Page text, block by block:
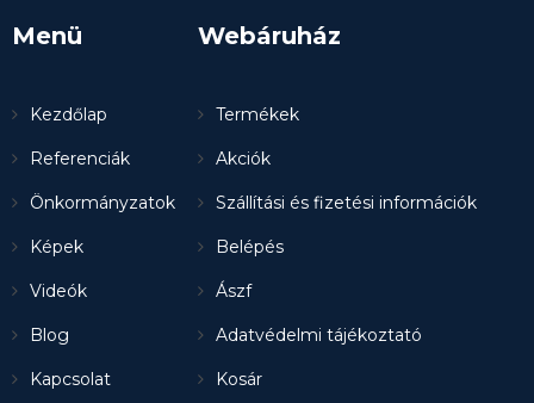
Menü
Kezdőlap
Referenciák
Önkormányzatok
Képek
Videók
Blog
Kapcsolat
Webáruház
Termékek
Akciók
Szállítási és fizetési információk
Belépés
Ászf
Adatvédelmi tájékoztató
Kosár